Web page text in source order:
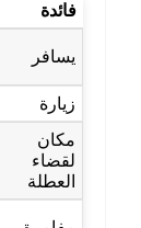
فائدة
يسافر
زيارة
مكان
لقضاء
العطلة